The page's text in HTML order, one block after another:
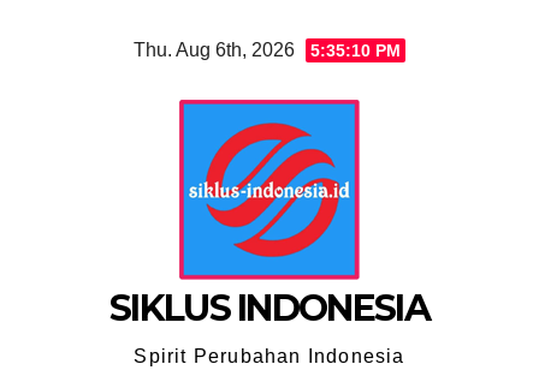
Thu. Aug 6th, 2026 5:35:10 PM
SIKLUS INDONESIA
Spirit Perubahan Indonesia